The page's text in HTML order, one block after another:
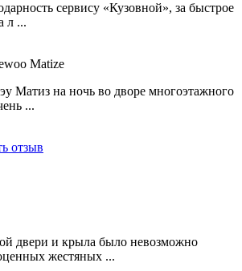
сервису «Кузовной», за быстрое
л ...
Matize
Матиз на ночь во дворе многоэтажного
...
отзыв
двери и крыла было невозможно
жестяных ...